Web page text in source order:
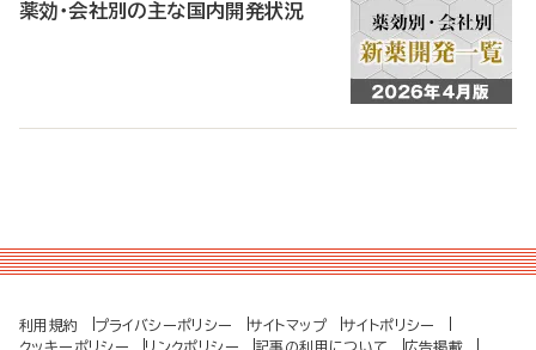
薬効・会社別の主な国内開発状況
利用規約 プライバシーポリシー サイトマップ
サイトポリシー
クッキーポリシー
リンクポリシー 記事の利用について 広告掲載